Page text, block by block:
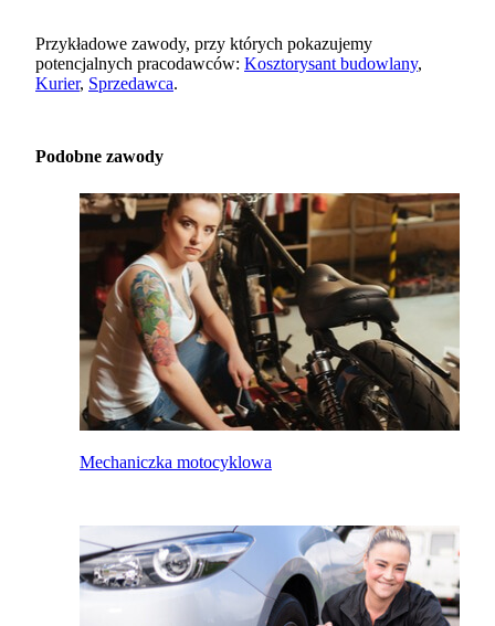
Przykładowe zawody, przy których pokazujemy
potencjalnych pracodawców: Kosztorysant budowlany,
Kurier, Sprzedawca.
Podobne zawody
Mechaniczka motocyklowa